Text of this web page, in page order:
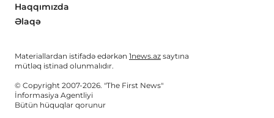
Haqqımızda
Əlaqə
Materiallardan istifadə edərkən 1news.az saytına
mütləq istinad olunmalıdır.
© Copyright 2007-2026. "The First News"
İnformasiya Agentliyi
Bütün hüquqlar qorunur